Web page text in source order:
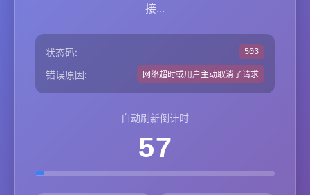
接...
状态码: 503
错误原因: 网络超时或用户主动取消了请求
自动刷新倒计时
57